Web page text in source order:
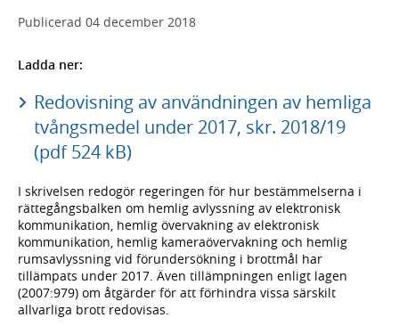
Publicerad 04 december 2018
Ladda ner:
Redovisning av användningen av hemliga
tvångsmedel under 2017, skr. 2018/19
(pdf 524 kB)
I skrivelsen redogör regeringen för hur bestämmelserna i
rättegångsbalken om hemlig avlyssning av elektronisk
kommunikation, hemlig övervakning av elektronisk
kommunikation, hemlig kameraövervakning och hemlig
rumsavlyssning vid förundersökning i brottmål har
tillämpats under 2017. Även tillämpningen enligt lagen
(2007:979) om åtgärder för att förhindra vissa särskilt
allvarliga brott redovisas.